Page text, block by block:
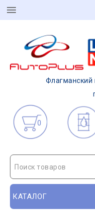
Флагманский
0
Поиск товаров
КАТАЛОГ